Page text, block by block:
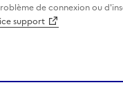
de connexion ou
support